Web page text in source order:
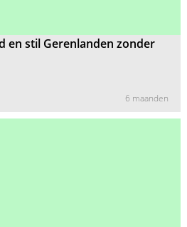
en stil Gerenlanden zonder
6 maanden